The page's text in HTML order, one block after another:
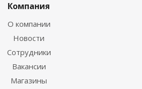
Компания
О компании
Новости
Сотрудники
Вакансии
Магазины